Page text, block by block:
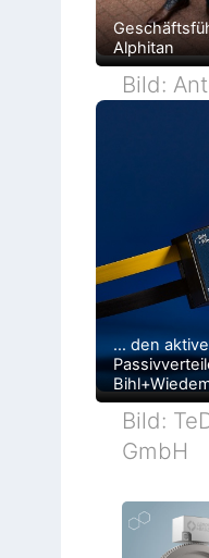
Alphitan
Bild:
… den
Bild:
GmbH